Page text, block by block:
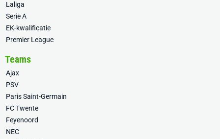
Laliga
Serie A
EK-kwalificatie
Premier League
Teams
Ajax
PSV
Paris Saint-Germain
FC Twente
Feyenoord
NEC